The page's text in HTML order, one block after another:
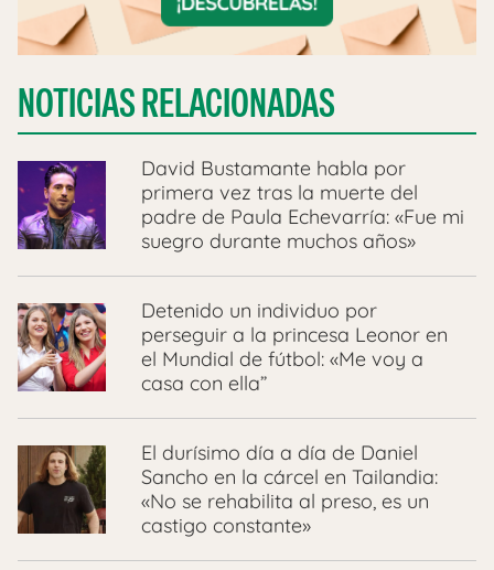
NOTICIAS RELACIONADAS
David Bustamante habla por
primera vez tras la muerte del
padre de Paula Echevarría: «Fue mi
suegro durante muchos años»
Detenido un individuo por
perseguir a la princesa Leonor en
el Mundial de fútbol: «Me voy a
casa con ella”
El durísimo día a día de Daniel
Sancho en la cárcel en Tailandia:
«No se rehabilita al preso, es un
castigo constante»